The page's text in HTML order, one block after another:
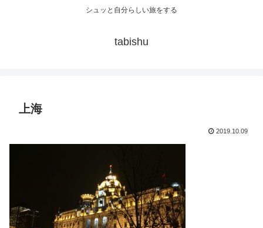
シュッと自分らしい旅をする
tabishu
上海
2019.10.09